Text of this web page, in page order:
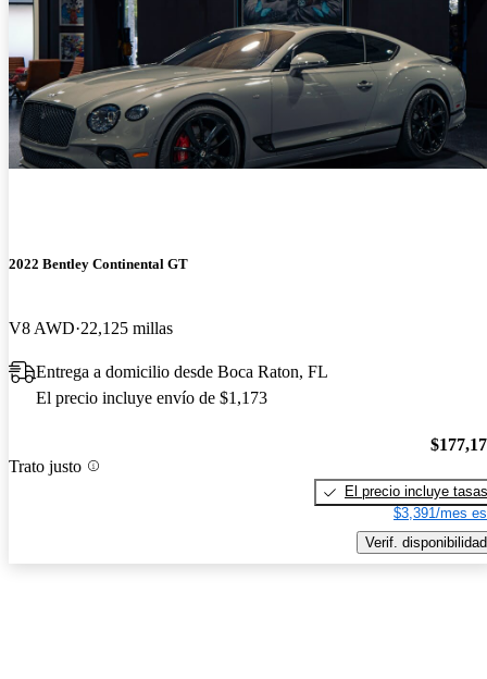
2022 Bentley Continental GT
V8 AWD 22,125 millas
Entrega a domicilio desde Boca Raton, FL
El precio incluye envío de $1,173
Trato justo
El precio incluye tasas
$3,391/mes
Verif. disponibilidad